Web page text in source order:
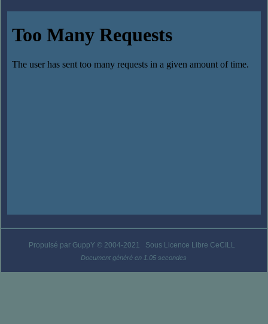
Propulsé par GuppY© 2004-2021 Sous Licence Libre CeCILL
Document généré en 1.05 secondes